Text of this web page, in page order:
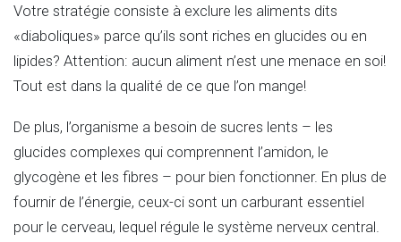
Votre stratégie consiste à exclure les aliments dits
«diaboliques» parce qu’ils sont riches en glucides ou en
lipides? Attention: aucun aliment n’est une menace en soi!
Tout est dans la qualité de ce que l’on mange!
De plus, l’organisme a besoin de sucres lents – les
glucides complexes qui comprennent l’amidon, le
glycogène et les fibres – pour bien fonctionner. En plus de
fournir de l’énergie, ceux-ci sont un carburant essentiel
pour le cerveau, lequel régule le système nerveux central.